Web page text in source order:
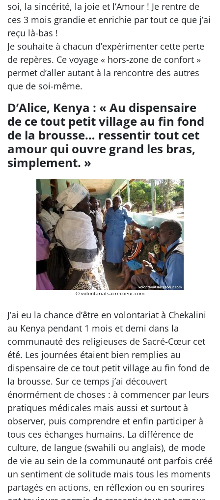
soi, la sincérité, la joie et l’Amour ! Je rentre de
ces 3 mois grandie et enrichie par tout ce que j’ai
reçu là-bas !
Je souhaite à chacun d’expérimenter cette perte
de repères. Ce voyage « hors-zone de confort »
permet d’aller autant à la rencontre des autres
que de soi-même.
D’Alice, Kenya : « Au dispensaire
de ce tout petit village au fin fond
de la brousse… ressentir tout cet
amour qui ouvre grand les bras,
simplement. »
© volontariatsacrecoeur.com
J’ai eu la chance d’être en volontariat à Chekalini
au Kenya pendant 1 mois et demi dans la
communauté des religieuses de Sacré-Cœur cet
été. Les journées étaient bien remplies au
dispensaire de ce tout petit village au fin fond de
la brousse. Sur ce temps j’ai découvert
énormément de choses : à commencer par leurs
pratiques médicales mais aussi et surtout à
observer, puis comprendre et enfin participer à
tous ces échanges humains. La différence de
culture, de langue (swahili ou anglais), de mode
de vie au sein de la communauté ont parfois créé
un sentiment de solitude mais tous les moments
partagés en actions, en réflexion ou en sourires